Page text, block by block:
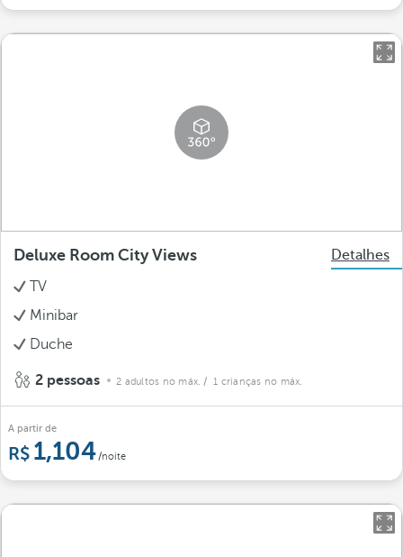
Deluxe Room City Views
Detalhes
TV
Minibar
Duche
2 pessoas 2 adultos no máx. / 1 crianças no máx.
A partir de
1,104/noite